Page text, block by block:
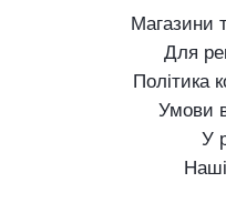
Магазини
Для
Політика
Умови
У